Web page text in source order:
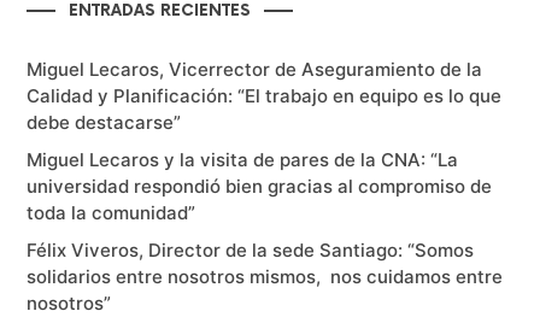
ENTRADAS RECIENTES
Miguel Lecaros, Vicerrector de Aseguramiento de la
Calidad y Planificación: “El trabajo en equipo es lo que
debe destacarse”
Miguel Lecaros y la visita de pares de la CNA: “La
universidad respondió bien gracias al compromiso de
toda la comunidad”
Félix Viveros, Director de la sede Santiago: “Somos
solidarios entre nosotros mismos, nos cuidamos entre
nosotros”